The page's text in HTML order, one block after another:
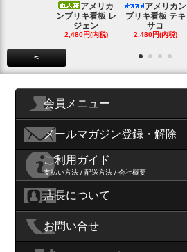
アメリカ
ンブリキ看板 レ
ジェン
2,480円(内税)
アメリカン
ブリキ看板 テキ
サコ
2,480円(内税)
<
会員メニュー
メールマガジン登録・解除
ご利用ガイド
支払い方法 / 配送方法 / 会社概要
店長について
お問い合せ